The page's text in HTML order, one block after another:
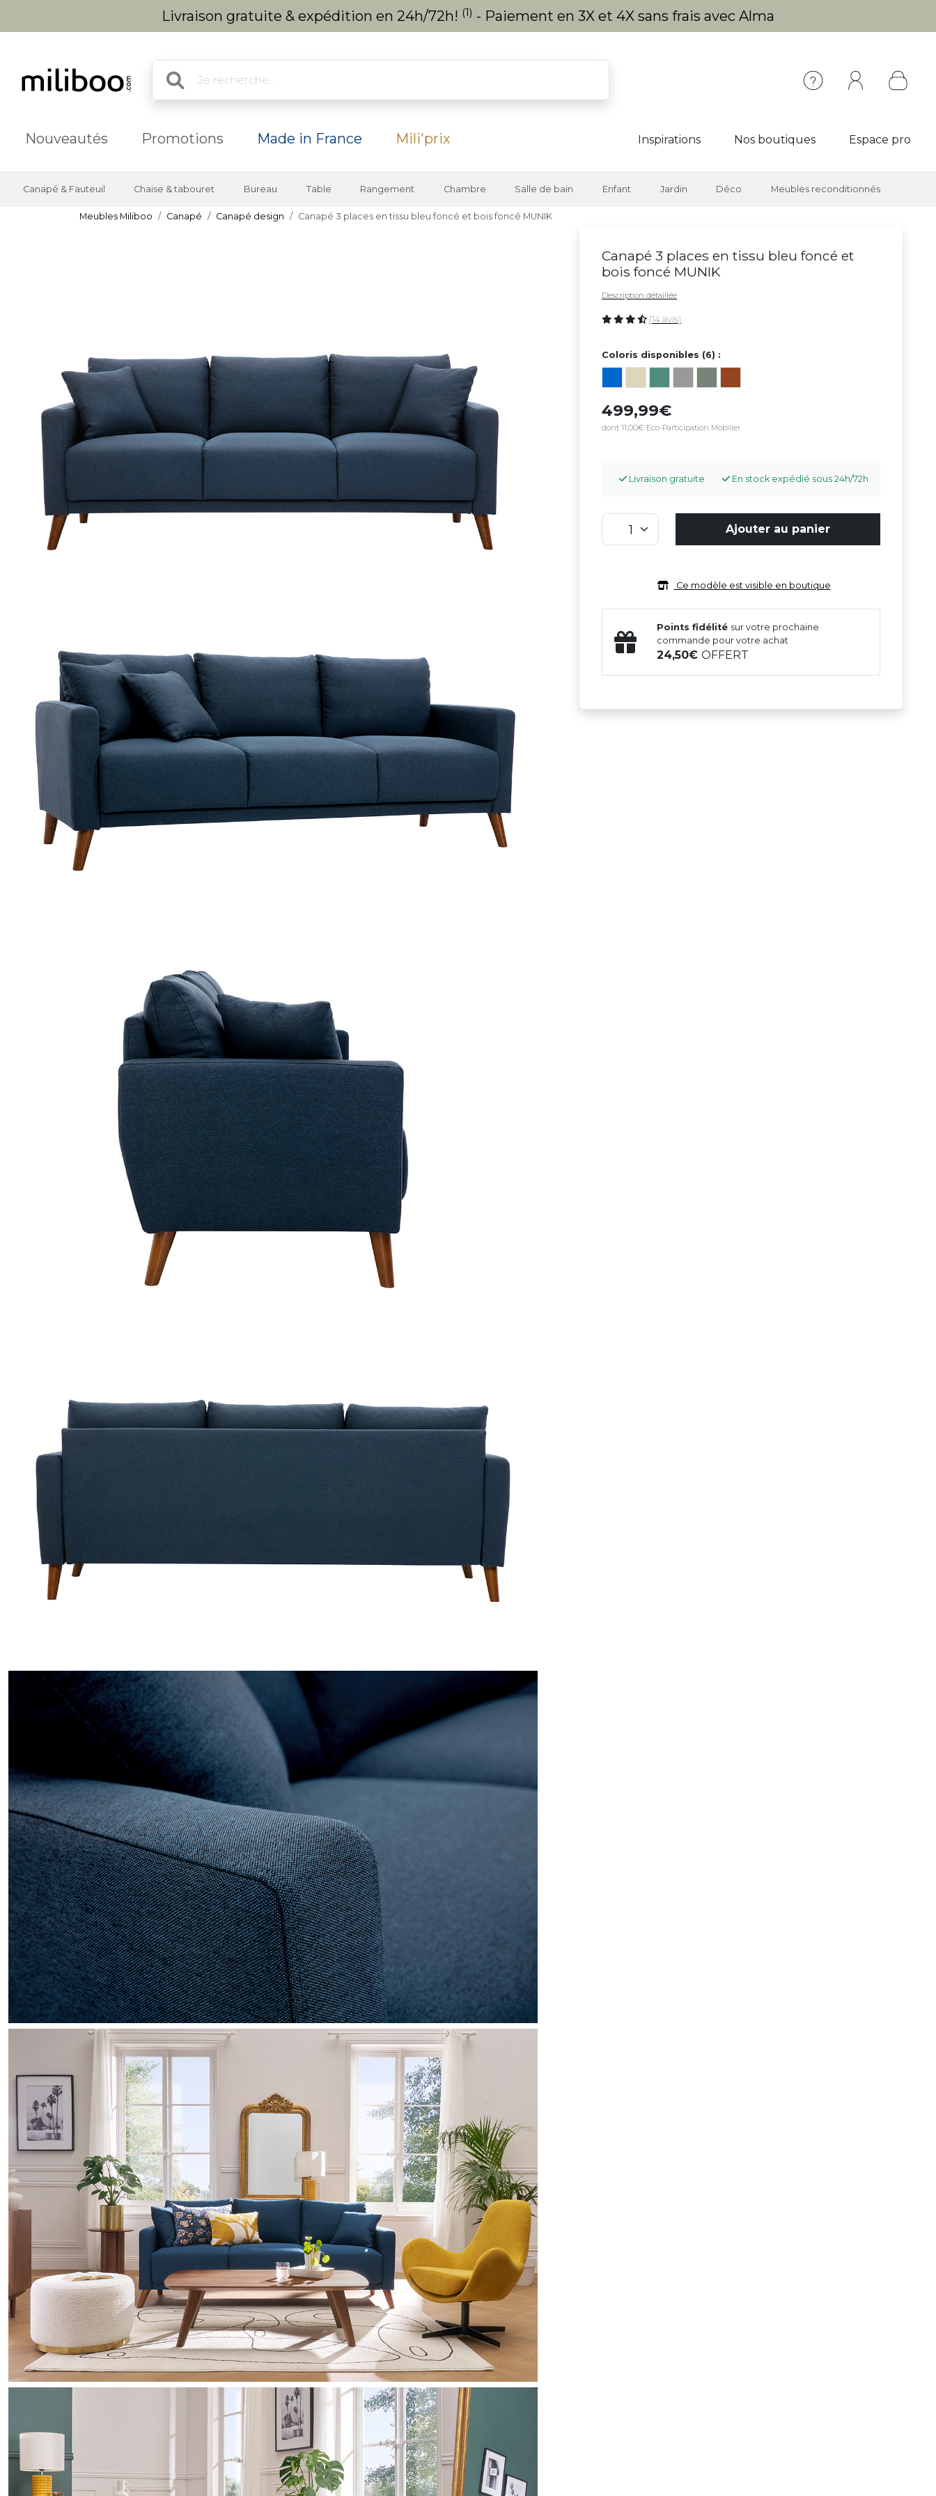
Livraison gratuite & expédition en 24h/72h! (1) - Paiement en 3X et 4X sans frais avec Alma
Nouveautés Promotions Made in France Mili'prix Inspirations Nos boutiques Espace pro
Canapé & Fauteuil Chaise & tabouret Bureau Table Rangement Chambre Salle de bain Enfant Jardin Déco Meubles reconditionnés
Meubles Miliboo Canapé Canapé design Canapé 3 places en tissu bleu foncé et bois foncé MUNIK
Canapé 3 places en tissu bleu foncé et
bois foncé MUNIK
Description détaillée
(14 avis)
Coloris disponibles (6) :
499,99
dont 11,00€ Eco-Participation Mobilier
Livraison gratuite En stock expédié sous 24h/72h
Ajouter au panier
Ce modèle est visible en boutique
Points fidélité sur votre prochaine
commande pour votre achat
24,50OFFERT